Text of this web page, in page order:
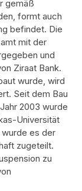
gemäß
formt auch
befindet. Die
mit der
und
Ziraat Bank.
wurde, wird
Seit dem Bau
2003 wurde
Universität
es der
zugeteilt.
zu